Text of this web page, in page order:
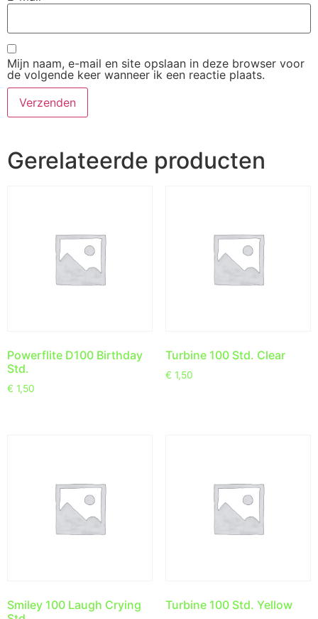
Mijn naam, e-mail en site opslaan in deze browser voor
de volgende keer wanneer ik een reactie plaats.
Gerelateerde producten
Powerflite D100 Birthday
Std.
€ 1,50
Turbine 100 Std. Clear
€ 1,50
Smiley 100 Laugh Crying
Turbine 100 Std. Yellow